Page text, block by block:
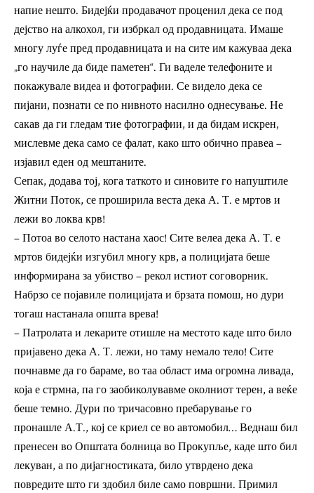
напие нешто. Бидејќи продавачот проценил дека се под
дејство на алкохол, ги избркал од продавницата. Имаше
многу луѓе пред продавницата и на сите им кажуваа дека
„го научиле да биде паметен“. Ги ваделе телефоните и
покажувале видеа и фотографии. Се видело дека се
пијани, познати се по нивното насилно однесување. Не
сакав да ги гледам тие фотографии, и да бидам искрен,
мислевме дека само се фалат, како што обично правеа –
изјавил еден од мештаните.
Сепак, додава тој, кога таткото и синовите го напуштиле
Житни Поток, се проширила веста дека А. Т. е мртов и
лежи во локва крв!
– Потоа во селото настана хаос! Сите велеа дека А. Т. е
мртов бидејќи изгубил многу крв, а полицијата беше
информирана за убиство – рекол истиот соговорник.
Набрзо се појавиле полицијата и брзата помош, но дури
тогаш настанала општа врева!
– Патролата и лекарите отишле на местото каде што било
пријавено дека А. Т. лежи, но таму немало тело! Сите
почнавме да го бараме, во таа област има огромна ливада,
која е стрмна, па го заобиколувавме околниот терен, а веќе
беше темно. Дури по тричасовно пребарување го
пронашле А.Т., кој се криел се во автомобил… Веднаш бил
пренесен во Општата болница во Прокупље, каде што бил
лекуван, а по дијагностиката, било утврдено дека
повредите што ги здобил биле само површни. Примил